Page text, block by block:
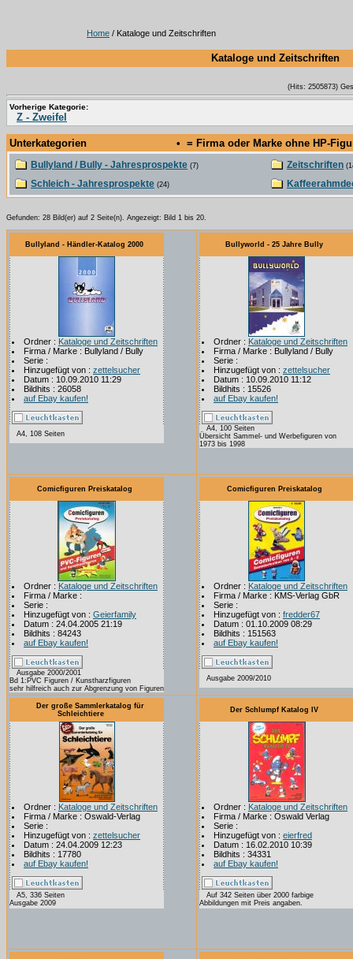
Home / Kataloge und Zeitschriften
Kataloge und Zeitschriften
(Hits: 2505873)
Vorherige Kategorie:
Z - Zweifel
Unterkategorien • = Firma oder Marke ohne HP-
Bullyland / Bully - Jahresprospekte (7)
Schleich - Jahresprospekte (24)
Zeitschriften
Gefunden: 28 Bild(er) auf 2 Seite(n). Angezeigt: Bild 1 bis 20.
Bullyland - Händler-Katalog 2000
Ordner : Kataloge und Zeitschriften
Firma / Marke : Bullyland / Bully
Serie :
Hinzugefügt von : zettelsucher
Datum : 10.09.2010 11:29
Bildhits : 26058
auf Ebay kaufen!
A4, 108 Seiten
Bullyworld - 25 Jahre Bully
Ordner : Kataloge und Zeitschriften
Firma / Marke : Bullyland / Bully
Serie :
Hinzugefügt von : zettelsucher
Datum : 10.09.2010 11:12
Bildhits : 15526
auf Ebay kaufen!
A4, 100 Seiten
Übersicht Sammel- und Werbefiguren von
1973 bis 1998
Comicfiguren Preiskatalog
Ordner : Kataloge und Zeitschriften
Firma / Marke :
Serie :
Hinzugefügt von : Geierfamily
Datum : 24.04.2005 21:19
Bildhits : 84243
auf Ebay kaufen!
Ausgabe 2000/2001
Bd 1:PVC Figuren / Kunstharzfiguren
sehr hilfreich auch zur Abgrenzung von Figuren
Comicfiguren Preiskatalog
Ordner : Kataloge und Zeitschriften
Firma / Marke : KMS-Verlag GbR
Serie :
Hinzugefügt von : fredder67
Datum : 01.10.2009 08:29
Bildhits : 151563
auf Ebay kaufen!
Ausgabe 2009/2010
Der große Sammlerkatalog für
Schleichtiere
Ordner : Kataloge und Zeitschriften
Firma / Marke : Oswald-Verlag
Serie :
Hinzugefügt von : zettelsucher
Datum : 24.04.2009 12:23
Bildhits : 17780
auf Ebay kaufen!
A5, 336 Seiten
Ausgabe 2009
Der Schlumpf Katalog IV
Ordner : Kataloge und Zeitschriften
Firma / Marke : Oswald Verlag
Serie :
Hinzugefügt von : eierfred
Datum : 16.02.2010 10:39
Bildhits : 34331
auf Ebay kaufen!
Auf 342 Seiten über 2000 farbige
Abbildungen mit Preis angaben.